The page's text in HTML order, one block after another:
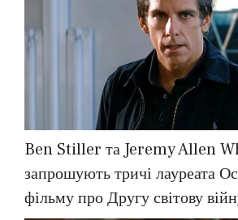
Ben Stiller та Jeremy Allen
запрошують тричі лауреата
фільму про Другу світову